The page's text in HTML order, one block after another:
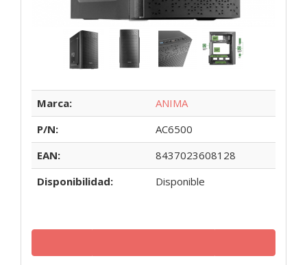
Marca:
ANIMA
P/N:
AC6500
EAN:
8437023608128
Disponibilidad:
Disponible